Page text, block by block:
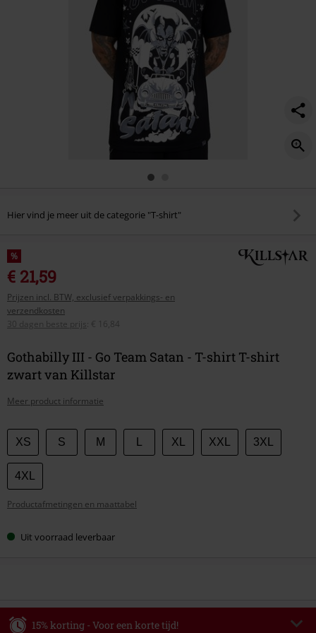
Hier vind je meer uit de categorie "T-shirt"
%
€ 21,59
Prijzen incl. BTW, exclusief verpakkings- en
verzendkosten
30 dagen beste prijs
€ 16,84
Gothabilly III - Go Team Satan - T-shirt T-shirt
zwart van Killstar
Meer product informatie
Kies
je
maat
XS S M XL XXL 3XL
4XL
Productafmetingen en maattabel
Uit voorraad leverbaar
15% korting - Voor een korte tijd!